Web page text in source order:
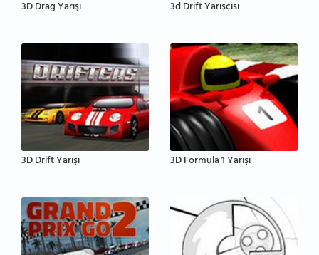
3D Drag Yarışı 3d Drift Yarışçısı
3D Drift Yarışı 3D Formula 1 Yarışı